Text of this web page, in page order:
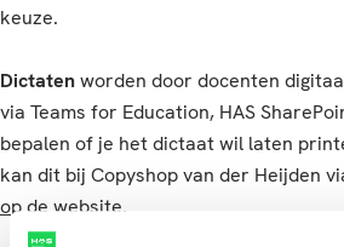
keuze.
Dictatenworden door docenten
via Teams for Education, HAS
bepalen of je het dictaat wil laten
kan dit bij Copyshop van der Heijden
op de website.